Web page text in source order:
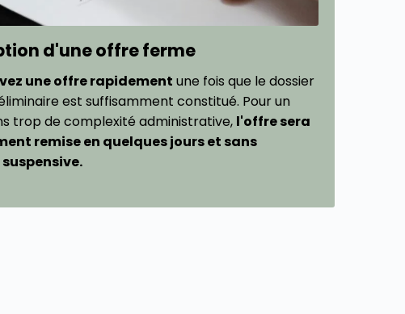
d'une offre ferme
une offre rapidement une fois que le dossier
est suffisamment constitué. Pour un
trop de complexité administrative, l'offre sera
remise en quelques jours et sans